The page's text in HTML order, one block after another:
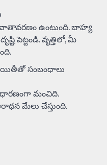
ఉంటుంది. బాహ్య
పెట్టండి. వృత్తిలో, మీ
సంబంధాలు
మంచిది.
మేలు చేస్తుంది.